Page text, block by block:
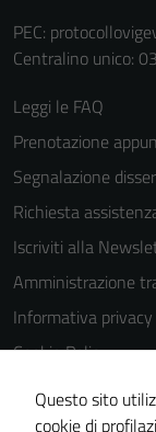
PEC:
Centralino unico:
Leggi le FAQ
Prenotazione
Segnalazione
Richiesta
Iscriviti alla
Amministrazione
Informativa privacy
Cookie Policy
Media policy
Note legali
Questo sito
cookie di